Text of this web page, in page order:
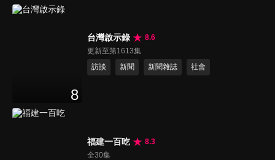
8
台灣啟示錄
8.6
更新至第1613集
訪談
新聞 新聞雜誌 社會
福建一百吃
8.3
全30集